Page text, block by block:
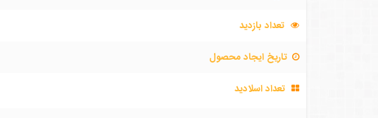
تعداد بازدید
تاریخ ایجاد محصول
تعداد اسلادید